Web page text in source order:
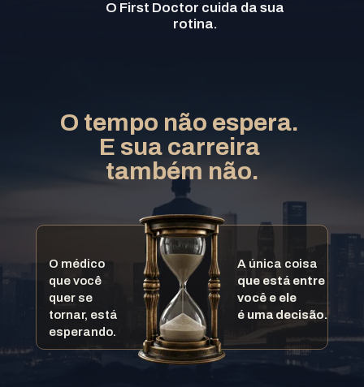
rotina.
O tempo não espera.
E sua carreira
também não.
O médico
que você
quer se
tornar, está
esperando.
A única coisa
que está entre
você e ele
é uma decisão.